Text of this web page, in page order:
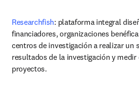
Researchfish: plataforma integral
financiadores, organizaciones
centros de investigación a realizar un
resultados de la investigación y
proyectos.